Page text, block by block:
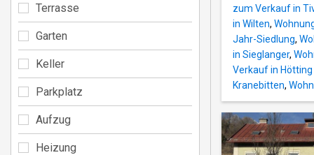
zum Verkauf in
in Wilten,
Jahr-Siedlung,
in Sieglanger,
Verkauf in Hötting
Kranebitten,
Terrasse
Garten
Keller
Parkplatz
Aufzug
Heizung